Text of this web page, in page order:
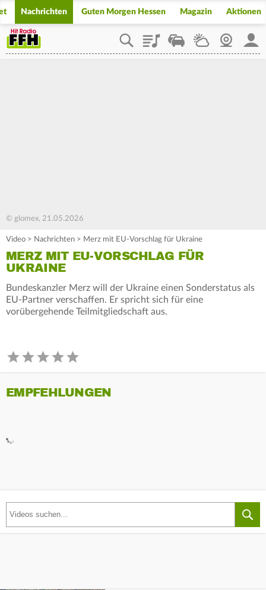
Nachrichten Guten Morgen Hessen Magazin Aktionen
PlaylistStaupilotWetterWebcam
© glomex, 21.05.2026
Video > Nachrichten > Merz mit EU-Vorschlag für Ukraine
MERZ MIT EU-VORSCHLAG FÜR
UKRAINE
Bundeskanzler Merz will der Ukraine einen Sonderstatus als
EU-Partner verschaffen. Er spricht sich für eine
vorübergehende Teilmitgliedschaft aus.
EMPFEHLUNGEN